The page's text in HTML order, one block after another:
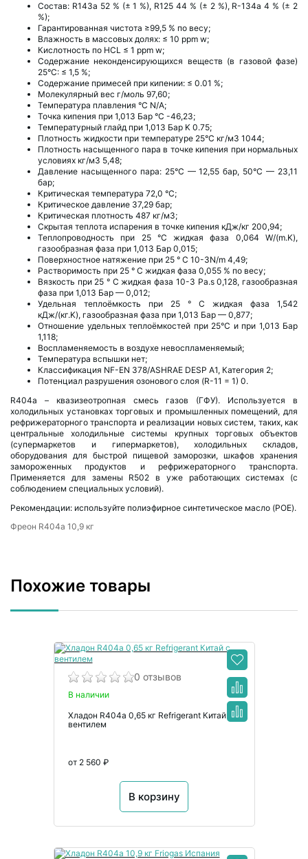
Состав: R143a 52 % (± 1 %), R125 44 % (± 2 %), R-134a 4 % (± 2
%);
Гарантированная чистота ≥99,5 % по весу;
Влажность в массовых долях: ≤ 10 ppm w;
Кислотность по HCL ≤ 1 ppm w;
Содержание неконденсирующихся веществ (в газовой фазе)
25°C: ≤ 1,5 %;
Содержание примесей при кипении: ≤ 0.01 %;
Молекулярный вес г/моль 97,60;
Температура плавления °C N/A;
Точка кипения при 1,013 Бар °C -46,23;
Температурный глайд при 1,013 Бар K 0.75;
Плотность жидкости при температуре 25°С кг/м3 1044;
Плотность насыщенного пара в точке кипения при нормальных
условиях кг/м3 5,48;
Давление насыщенного пара: 25°C — 12,55 бар, 50°C — 23,11
бар;
Критическая температура 72,0 °C;
Критическое давление 37,29 бар;
Критическая плотность 487 кг/м3;
Скрытая теплота испарения в точке кипения кДж/кг 200,94;
Теплопроводность при 25 °C жидкая фаза 0,064 W/(m.K),
газообразная фаза при 1,013 Бар 0,015;
Поверхностное натяжение при 25 ° C 10-3N/m 4,49;
Растворимость при 25 ° С жидкая фаза 0,055 % по весу;
Вязкость при 25 ° C жидкая фаза 10-3 Pa.s 0,128, газообразная
фаза при 1,013 Бар — 0,012;
Удельная теплоёмкость при 25 ° C жидкая фаза 1,542
кДж/(кг.K), газообразная фаза при 1,013 Бар — 0,877;
Отношение удельных теплоёмкостей при 25°С и при 1,013 Бар
1,118;
Воспламеняемость в воздухе невоспламеняемый;
Температура вспышки нет;
Классификация NF-EN 378/ASHRAE DESP А1, Категория 2;
Потенциал разрушения озонового слоя (R-11 = 1) 0.
R404a – квазизеотропная смесь газов (ГФУ). Используется в
холодильных установках торговых и промышленных помещений, для
рефрижераторного транспорта и реализации новых систем, таких, как
центральные холодильные системы крупных торговых объектов
(супермаркетов и гипермаркетов), холодильных складов,
оборудования для быстрой пищевой заморозки, шкафов хранения
замороженных продуктов и рефрижераторного транспорта.
Применяется для замены R502 в уже работающих системах (с
соблюдением специальных условий).
Рекомендации: используйте полиэфирное синтетическое масло (POE).
Фреон R404a 10,9 кг
Похожие товары
0 отзывов
В наличии
Хладон R404a 0,65 кг Refrigerant Китай с
вентилем
от 2 560 ₽
В корзину